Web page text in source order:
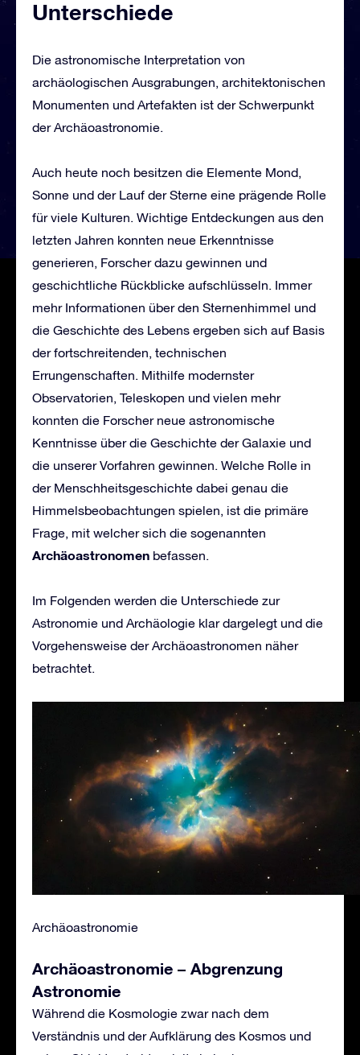
Unterschiede
Die astronomische Interpretation von
archäologischen Ausgrabungen, architektonischen
Monumenten und Artefakten ist der Schwerpunkt
der Archäoastronomie.
Auch heute noch besitzen die Elemente Mond,
Sonne und der Lauf der Sterne eine prägende Rolle
für viele Kulturen. Wichtige Entdeckungen aus den
letzten Jahren konnten neue Erkenntnisse
generieren, Forscher dazu gewinnen und
geschichtliche Rückblicke aufschlüsseln. Immer
mehr Informationen über den Sternenhimmel und
die Geschichte des Lebens ergeben sich auf Basis
der fortschreitenden, technischen
Errungenschaften. Mithilfe modernster
Observatorien, Teleskopen und vielen mehr
konnten die Forscher neue astronomische
Kenntnisse über die Geschichte der Galaxie und
die unserer Vorfahren gewinnen. Welche Rolle in
der Menschheitsgeschichte dabei genau die
Himmelsbeobachtungen spielen, ist die primäre
Frage, mit welcher sich die sogenannten
Archäoastronomen befassen.
Im Folgenden werden die Unterschiede zur
Astronomie und Archäologie klar dargelegt und die
Vorgehensweise der Archäoastronomen näher
betrachtet.
Archäoastronomie
Archäoastronomie – Abgrenzung
Astronomie
Während die Kosmologie zwar nach dem
Verständnis und der Aufklärung des Kosmos und